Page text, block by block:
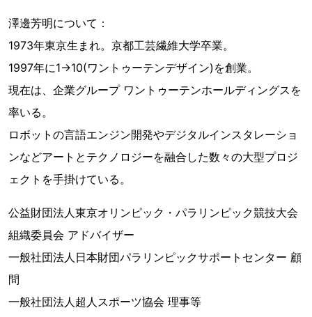
澤邊芳明について：
1973年東京生まれ。京都工芸繊維大学卒業。
1997年に1→10(ワントゥーテンデザイン)を創業。
現在は、企業グループ ワントゥーテンホールディングスを
率いる。
ロボットの言語エンジン開発やデジタルインスタレーショ
ンなどアートとテクノロジーを融合した数々の大型プロジ
ェクトを手掛けている。
公益財団法人東京オリンピック・パラリンピック競技大会
組織委員会 アドバイザー
一般社団法人日本財団パラリンピックサポートセンター 顧
問
一般社団法人超人スポーツ協会 理事等